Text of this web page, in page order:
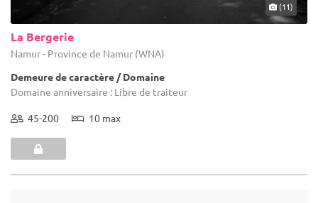
(11)
La Bergerie
Namur - Province de Namur (WNA)
Demeure de caractère / Domaine
Domaine anniversaire : Libre de traiteur
45-200 10 max